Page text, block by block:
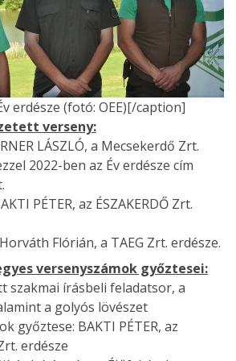
erdésze (fotó: OEE)[/caption]
verseny:
LÁSZLÓ, a Mecsekerdő Zrt.
2022-ben az Év erdésze cím
PÉTER, az ÉSZAKERDŐ Zrt.
Flórián, a TAEG Zrt. erdésze.
versenyszámok győztesei:
szakmai írásbeli feladatsor, a
a golyós lövészet
győztese: BAKTI PÉTER, az
erdésze